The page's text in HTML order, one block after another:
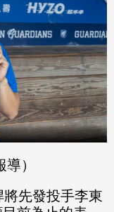
）
先發投手李東